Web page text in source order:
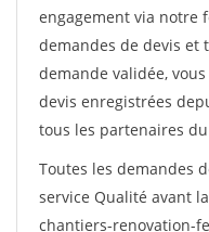
engagement via notre
demandes de devis et
demande validée,
devis enregistrées
tous les partenaires
Toutes les demandes
service Qualité avant
chantiers-renovation-